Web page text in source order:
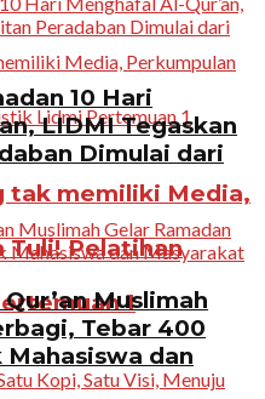
tak memiliki Media,
Tuli! Pelatihan
1
10 Hari
LIDMI Tegaskan
Dimulai dari
Muslimah
Tebar 400
dan